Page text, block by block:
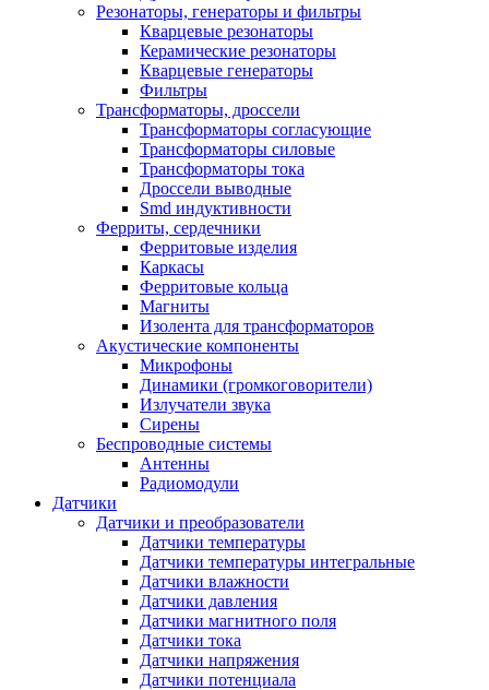
Резонаторы, генераторы и фильтры
Кварцевые резонаторы
Керамические резонаторы
Кварцевые генераторы
Фильтры
Трансформаторы, дроссели
Трансформаторы согласующие
Трансформаторы силовые
Трансформаторы тока
Дроссели выводные
Smd индуктивности
Ферриты, сердечники
Ферритовые изделия
Каркасы
Ферритовые кольца
Магниты
Изолента для трансформаторов
Акустические компоненты
Микрофоны
Динамики (громкоговорители)
Излучатели звука
Сирены
Беспроводные системы
Антенны
Радиомодули
Датчики
Датчики и преобразователи
Датчики температуры
Датчики температуры интегральные
Датчики влажности
Датчики давления
Датчики магнитного поля
Датчики тока
Датчики напряжения
Датчики потенциала